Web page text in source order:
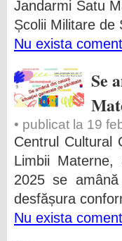
Jandarmi Satu
Școlii Militare de
Nu exista
Se
• publicat la 19
Centrul Cultural
Limbii
2025 se
desfășura
Nu exista